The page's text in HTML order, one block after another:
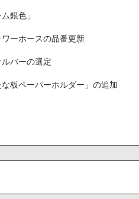
ム銀色」
ワーホースの品番更新
ルバーの選定
な板ペーパーホルダー」の追加